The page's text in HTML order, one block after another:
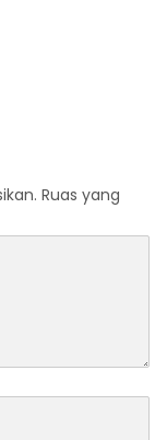
Ruas yang